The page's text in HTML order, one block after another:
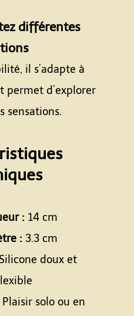
différentes
il s’adapte à
permet d’explorer
sensations.
: 14 cm
: 3.3 cm
Silicone doux et
Plaisir solo ou en